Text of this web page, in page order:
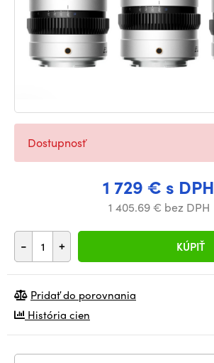
1 729 € s DPH
1 405.69 € bez DPH
- + KÚPIŤ
Dostupnosť
Pridať do porovnania
História cien